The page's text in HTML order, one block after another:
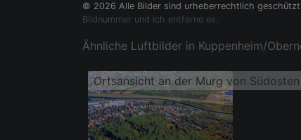
© 2026 Alle Bilder sind urheberrechtlich
Bildnummer und ich entferne es.
Ähnliche Luftbilder in Kuppenheim/
Ortsansicht an der Murg von Südosten